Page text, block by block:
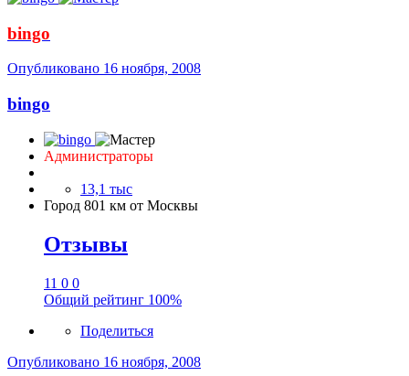
bingo
Опубликовано 16 ноября, 2008
bingo
Администраторы
13,1 тыс
Город 801 км от Москвы
Отзывы
11 0 0
Общий рейтинг 100%
Поделиться
Опубликовано 16 ноября, 2008